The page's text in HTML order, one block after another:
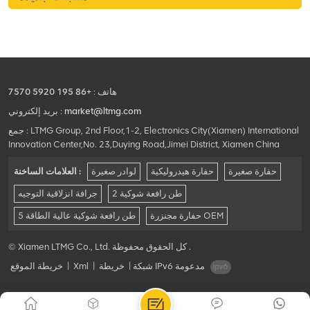
التعامل مع أصعب المهام. سواء
هاتف : +86 195 5920 7570
بريد إلكتروني : market@ltmg.com
جمع : LTMG Group, 2nd Floor,1-2, Electronics City(Xiamen) International
Innovation Center,No. 23,Duying Road,Jimei District, Xiamen China
العلامات الساخنة : لوادر صغيرة حفارة هيدروليكية حفارة صغيرة
جرافة انزلاقية التوجيه 2 طن رافعة شوكية
5 طن رافعة شوكية عالية الطاقة حفارة مجنزرة OEM
© Xiamen LTMG Co., Ltd. كل الحقوق محفوظة .
خريطة الموقع
Xml خريطة